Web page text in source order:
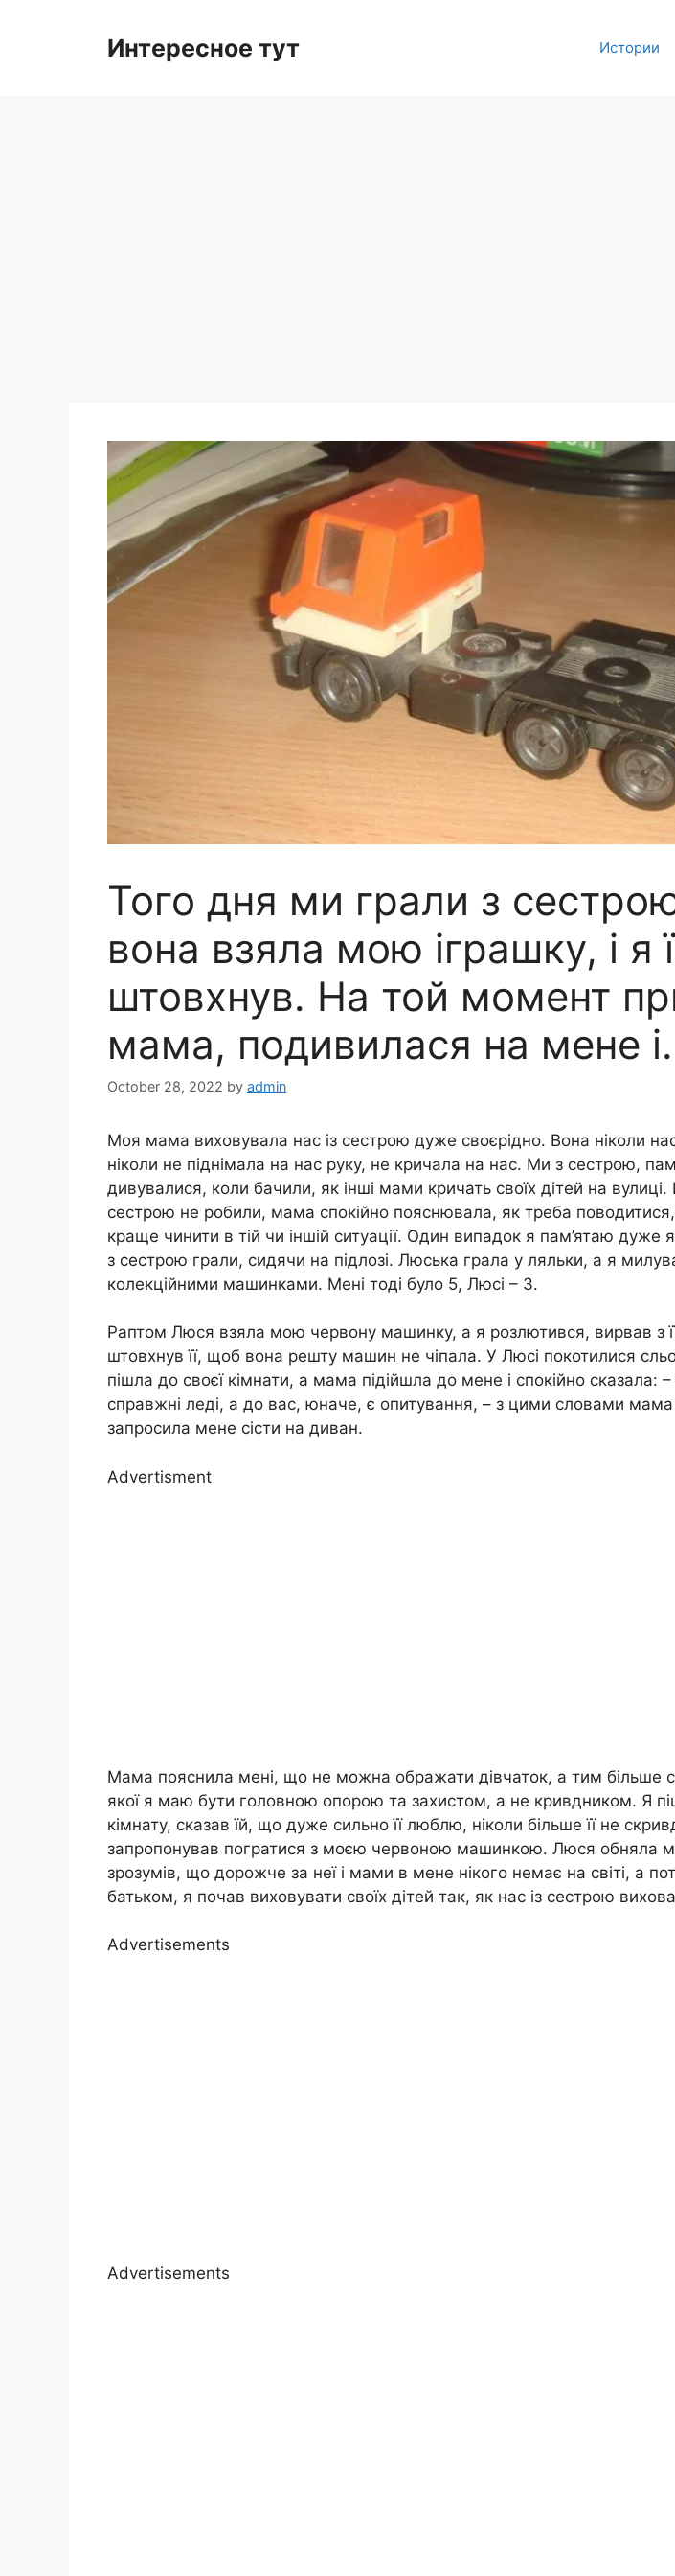
Интересное тут Истории
Того дня ми грали з
вона взяла мою іграшку, і я
штовхнув. На той момент
мама, подивилася на мене і.
October 28, 2022 by admin
Моя мама виховувала нас із сестрою дуже своєрідно. Вона ніколи
ніколи не піднімала на нас руку, не кричала на нас. Ми з сестрою,
дивувалися, коли бачили, як інші мами кричать своїх дітей на
сестрою не робили, мама спокійно пояснювала, як треба поводитися,
краще чинити в тій чи іншій ситуації. Один випадок я пам’ятаю дуже
з сестрою грали, сидячи на підлозі. Люська грала у ляльки, а я
колекційними машинками. Мені тоді було 5, Люсі – 3.
Раптом Люся взяла мою червону машинку, а я розлютився, вирвав з
штовхнув її, щоб вона решту машин не чіпала. У Люсі покотилися
пішла до своєї кімнати, а мама підійшла до мене і спокійно сказала:
справжні леді, а до вас, юначе, є опитування, – з цими словами
запросила мене сісти на диван.
Advertisment
Мама пояснила мені, що не можна ображати дівчаток, а тим більше
якої я маю бути головною опорою та захистом, а не кривдником. Я
кімнату, сказав їй, що дуже сильно її люблю, ніколи більше її не
запропонував погратися з моєю червоною машинкою. Люся обняла
зрозумів, що дорожче за неї і мами в мене нікого немає на світі, а
батьком, я почав виховувати своїх дітей так, як нас із сестрою
Advertisements
Advertisements